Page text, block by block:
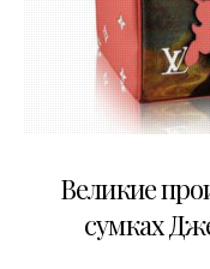
Великие
сумках